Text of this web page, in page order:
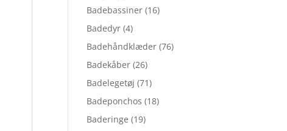
Badebassiner (16)
Badedyr (4)
Badehåndklæder (76)
Badekåber (26)
Badelegetøj (71)
Badeponchos (18)
Baderinge (19)